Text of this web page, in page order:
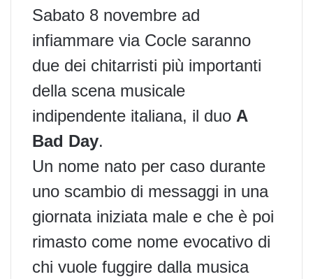
Sabato 8 novembre ad
infiammare via Cocle saranno
due dei chitarristi più importanti
della scena musicale
indipendente italiana, il duo A
Bad Day.
Un nome nato per caso durante
uno scambio di messaggi in una
giornata iniziata male e che è poi
rimasto come nome evocativo di
chi vuole fuggire dalla musica